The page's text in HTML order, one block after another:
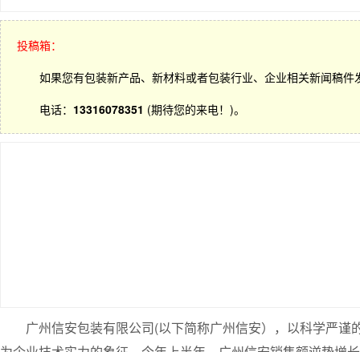
投稿箱：
如果您有包装新产品、新材料或者包装行业、企业相关新闻稿
电话： 13316078351 (期待您的来电！)。
广州信安包装有限公司(以下简称广州信安），以科学严